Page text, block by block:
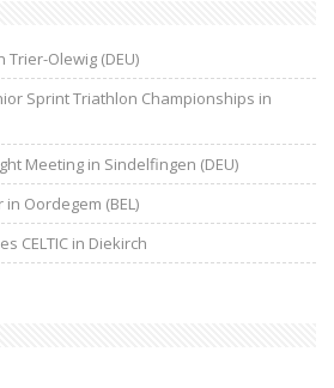
Trier-Olewig (DEU)
Sprint Triathlon Championships in
Meeting in Sindelfingen (DEU)
in Oordegem (BEL)
CELTIC in Diekirch